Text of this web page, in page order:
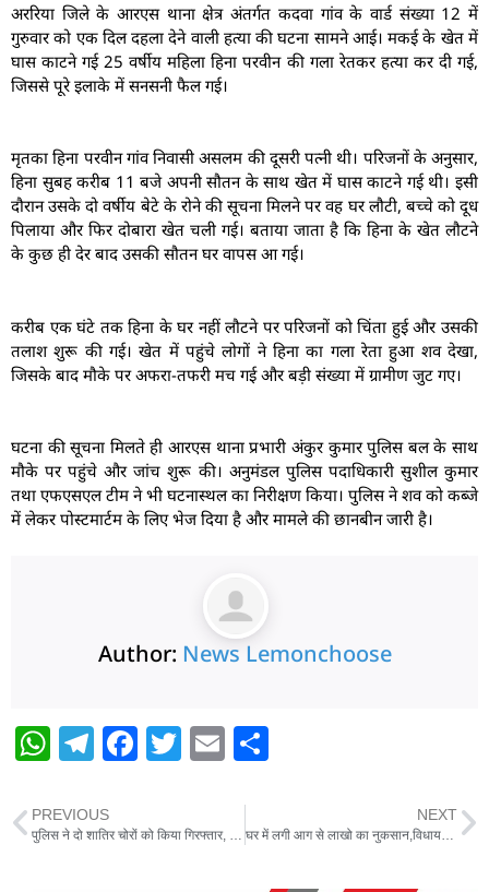
अररिया जिले के आरएस थाना क्षेत्र अंतर्गत कदवा गांव के वार्ड संख्या 12 में
गुरुवार को एक दिल दहला देने वाली हत्या की घटना सामने आई। मकई के खेत में
घास काटने गई 25 वर्षीय महिला हिना परवीन की गला रेतकर हत्या कर दी गई,
जिससे पूरे इलाके में सनसनी फैल गई।
मृतका हिना परवीन गांव निवासी असलम की दूसरी पत्नी थी। परिजनों के अनुसार,
हिना सुबह करीब 11 बजे अपनी सौतन के साथ खेत में घास काटने गई थी। इसी
दौरान उसके दो वर्षीय बेटे के रोने की सूचना मिलने पर वह घर लौटी, बच्चे को दूध
पिलाया और फिर दोबारा खेत चली गई। बताया जाता है कि हिना के खेत लौटने
के कुछ ही देर बाद उसकी सौतन घर वापस आ गई।
करीब एक घंटे तक हिना के घर नहीं लौटने पर परिजनों को चिंता हुई और उसकी
तलाश शुरू की गई। खेत में पहुंचे लोगों ने हिना का गला रेता हुआ शव देखा,
जिसके बाद मौके पर अफरा-तफरी मच गई और बड़ी संख्या में ग्रामीण जुट गए।
घटना की सूचना मिलते ही आरएस थाना प्रभारी अंकुर कुमार पुलिस बल के साथ
मौके पर पहुंचे और जांच शुरू की। अनुमंडल पुलिस पदाधिकारी सुशील कुमार
तथा एफएसएल टीम ने भी घटनास्थल का निरीक्षण किया। पुलिस ने शव को कब्जे
में लेकर पोस्टमार्टम के लिए भेज दिया है और मामले की छानबीन जारी है।
Author: News Lemonchoose
W
at
s
T
e
g
F
e
T
er
E
ai
l e
PREVIOUS
पुलिस ने दो शातिर चोरों को किया गिरफ्तार, चोरी का सामान बरामद
NEXT
घर में लगी आग से लाखो का नुकसान,विधायक ने पीड़ित परिवार से की मुलाकात,मदद का दिया भरोसा